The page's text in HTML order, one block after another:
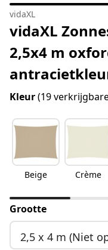
vidaXL
vidaXL
2,5x4 m
Kleur(19
Beige Crème
Grootte
2,5 x 4 m (Niet